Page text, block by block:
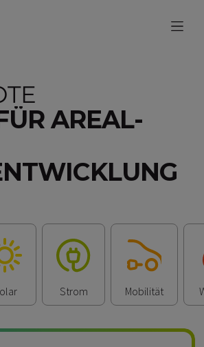
AREAL-
Solar Filter Strom
Strom
Filter Mobilität
Mobilität